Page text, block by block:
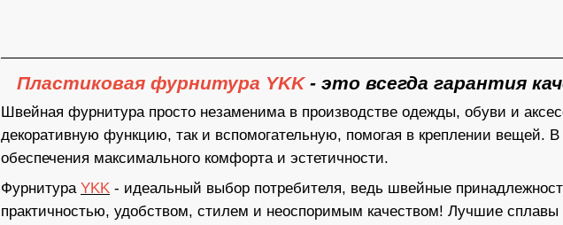
Пластиковая фурнитура YKK- это всегда гарантия
Швейная фурнитура просто незаменима в производстве одежды, обуви и
декоративную функцию, так и вспомогательную, помогая в креплении
обеспечения максимального комфорта и эстетичности.
Фурнитура YKK - идеальный выбор потребителя, ведь швейные
практичностью, удобством, стилем и неоспоримым качеством! Лучшие